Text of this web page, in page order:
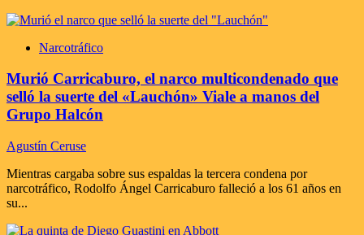
Narcotráfico
Murió Carricaburo, el narco multicondenado que
selló la suerte del «Lauchón» Viale a manos del
Grupo Halcón
Agustín Ceruse
Mientras cargaba sobre sus espaldas la tercera condena por
narcotráfico, Rodolfo Ángel Carricaburo falleció a los 61 años en
su...